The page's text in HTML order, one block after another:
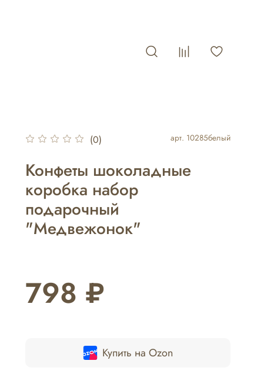
(0) арт. 10285белый
Конфеты шоколадные
коробка набор
подарочный
"Медвежонок"
798 ₽
Купить на Ozon